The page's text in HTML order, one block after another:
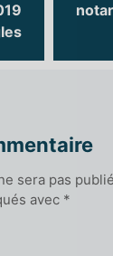
sera pas
avec *